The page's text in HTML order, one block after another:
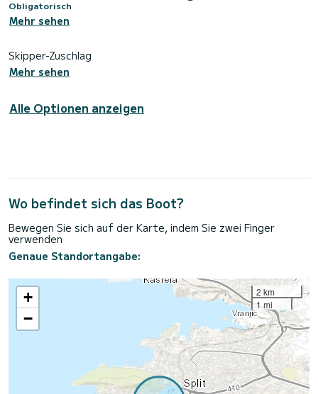
Obligatorisch
Mehr sehen
Skipper-Zuschlag
Mehr sehen
Alle Optionen anzeigen
Wo befindet sich das Boot?
Bewegen Sie sich auf der Karte, indem Sie zwei Finger
verwenden
Genaue Standortangabe:
+
−
2 km
1 mi